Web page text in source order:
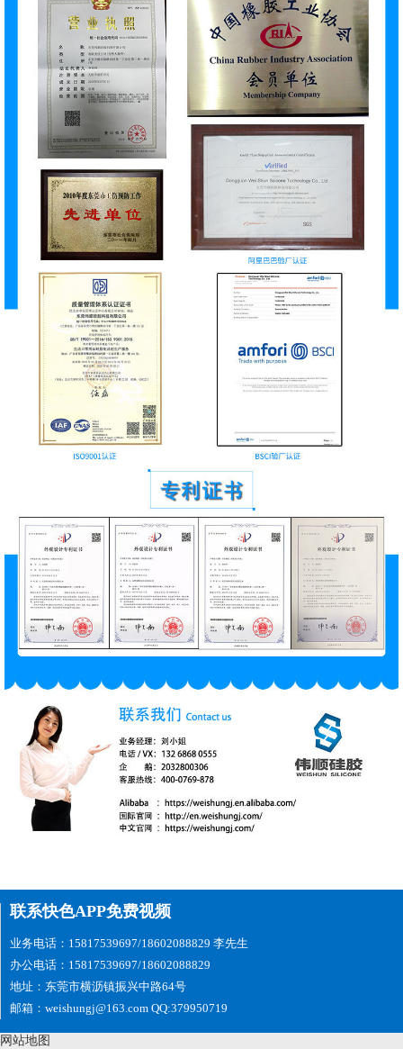
联系快色APP免费视频
业务电话：15817539697/18602088829 李先生
办公电话：15817539697/18602088829
地址：东莞市横沥镇振兴中路64号
邮箱：weishungj@163.com QQ:379950719
网站地图